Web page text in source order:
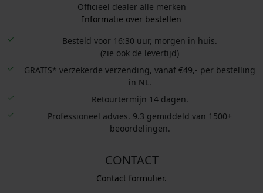
Officieel dealer alle merken
Informatie over bestellen
Besteld voor 16:30 uur, morgen in huis.
(zie ook de levertijd)
GRATIS* verzekerde verzending, vanaf €49,- per bestelling
in NL.
Retourtermijn 14 dagen.
Professioneel advies. 9.3 gemiddeld van 1500+
beoordelingen.
CONTACT
Contact formulier.